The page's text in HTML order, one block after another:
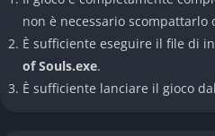
concatenare attacchi in modo
di schivare gli attacchi nemici e
Sistema di Risveglio e Potere
non è necessario
È sufficiente eseguire il file di
of Souls.exe.
È sufficiente lanciare il gioco